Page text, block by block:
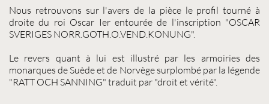
Nous retrouvons sur l'avers de la pièce le profil tourné à
droite du roi Oscar Ier entourée de l'inscription "OSCAR
SVERIGES NORR.GOTH.O.VEND.KONUNG".
Le revers quant à lui est illustré par les armoiries des
monarques de Suède et de Norvège surplombé par la légende
"RATT OCH SANNING" traduit par "droit et vérité".